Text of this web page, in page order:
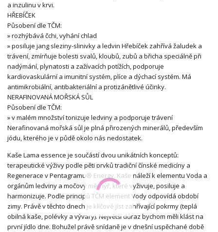
a inzulinu v krvi.
HŘEBÍČEK
Působení dle TČM:
» rozhýbává čchi, vyhání chlad
» posiluje jang sleziny-slinivky a ledvin Hřebíček zahřívá žaludek a
trávení, zmírňuje bolesti svalů, kloubů, zubů a břicha speciálně při
nadýmání, plynatosti a zažívacích potížích, podporuje
kardiovaskulární a imunitní systém, plíce a dýchací systém. Má
antimikrobiální, antibakteriální a protizánětlivé účinky.
NERAFINOVANÁ MOŘSKÁ SŮL
Působení dle TČM:
» v malém množství tonizuje ledviny a podporuje trávení
Nerafinovaná mořská sůl je plná přirozených minerálů, především
jódu, kterého je v půdě okolo nás nedostatek.
Kaše Lama essence je součástí dvou unikátních konceptů:
terapeutické výživy podle pěti prvků tradiční čínské medicíny a
Regenerace v Pentagramu® Energy. Kaše náleží k elementu Voda a
orgánům ledviny a močový měchýř, které vyživuje, posiluje a
harmonizuje. Podle principů TČM element Vody odpovídá období
zimy. Právě v těchto dnech je klíčové jíst zahřívající pokrmy (teplá
obilná kaše, polévky a vývary). Největší důraz bychom měli klást na
první jídlo dne. Bohužel právě snídaně je v dnešní uspěchané době